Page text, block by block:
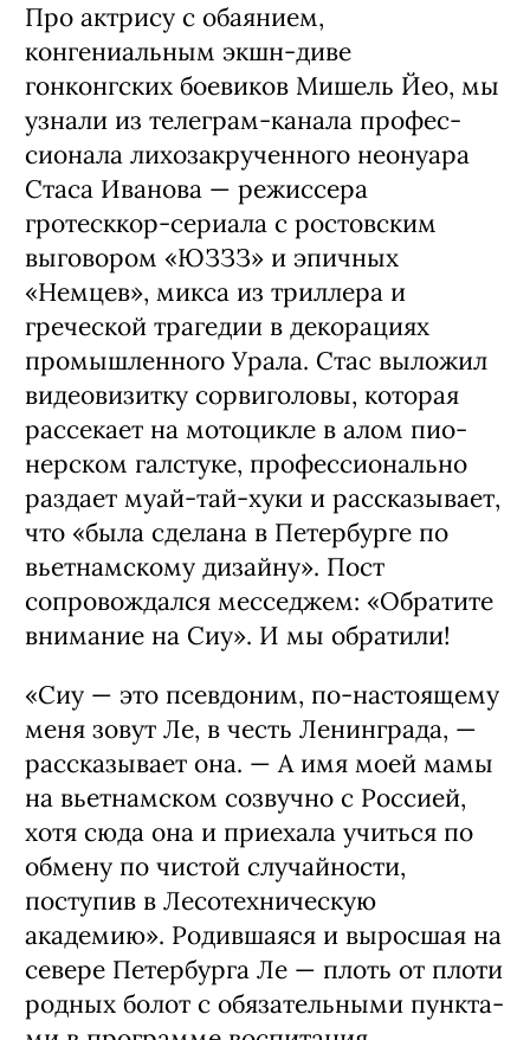
Про актрису с обаянием,
конгениальным экшн-диве
гонконгских боевиков Мишель Йео, мы
узнали из телеграм-канала профес­
сионала лихозакрученного неонуара
Ста­са Иванова — режиссера
гротесккор-сериала с ростовским
выговором «ЮЗЗЗ» и эпичных
«Немцев», микса из триллера и
греческой трагедии в декорациях
промышленного Ура­ла. Стас выложил
видеовизитку сорвиголовы, которая
рассекает на мотоцикле в алом пио­
нерском галстуке, профессионально
раздает муай-тай-хуки и рассказывает,
что «была сде­лана в Петербурге по
вьетнамскому дизайну». Пост
сопровождался месседжем: «Обра­тите
внимание на Сиу». И мы обратили!
«Сиу — это псевдоним, по-настоящему
меня зовут Ле, в честь Ленинграда, —
рас­сказывает она. — А имя моей мамы
на вьетнамском созвучно с Россией,
хотя сюда она и приехала учиться по
обмену по чистой случайности,
поступив в Лесотехниче­скую
академию». Родившаяся и выросшая на
севере Петербурга Ле — плоть от пло­ти
родных болот с обязательными пункта­